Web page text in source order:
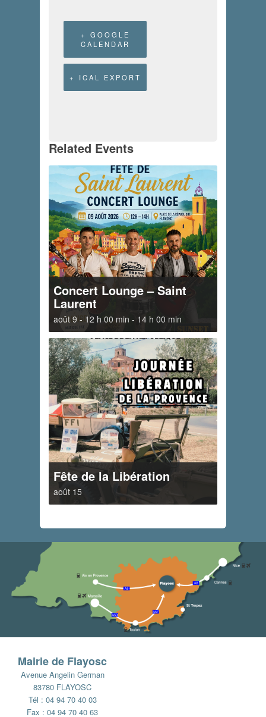
+ GOOGLE
CALENDAR
+ ICAL EXPORT
Related Events
Concert Lounge – Saint
Laurent
août 9 - 12 h 00 min - 14 h 00 min
Fête de la Libération
août 15
Mairie de Flayosc
Avenue Angelin German
83780 FLAYOSC
Tél : 04 94 70 40 03
Fax : 04 94 70 40 63